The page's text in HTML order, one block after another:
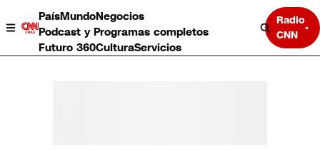
PaísMundoNegocios
Podcast y Programas completos
Futuro 360CulturaServicios
Radio
CNN